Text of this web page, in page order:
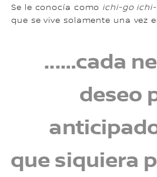
Se le conocía como ichi-go
que se vive solamente una vez
...…cada
deseo
que siquiera